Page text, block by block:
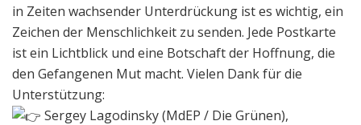
in Zeiten wachsender Unterdrückung ist es wichtig, ein
Zeichen der Menschlichkeit zu senden. Jede Postkarte
ist ein Lichtblick und eine Botschaft der Hoffnung, die
den Gefangenen Mut macht. Vielen Dank für die
Unterstützung:
Sergey Lagodinsky (MdEP / Die Grünen),